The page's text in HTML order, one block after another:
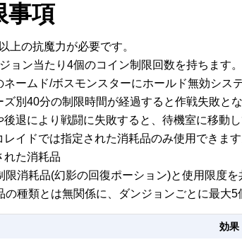
事項
上の抗魔力が必要です。
ョン当たり4個のコイン制限回数を持ちます。
ネームド/ボスモンスターにホールド無効シス
ズ別40分の制限時間が経過すると作戦失敗と
後退により戦闘に失敗すると、待機室に移動
レイドでは指定された消耗品のみ使用できます
れた消耗品
限消耗品(幻影の回復ポーション)と使用限度を
の種類とは無関係に、ダンジョンごとに最大5
効果